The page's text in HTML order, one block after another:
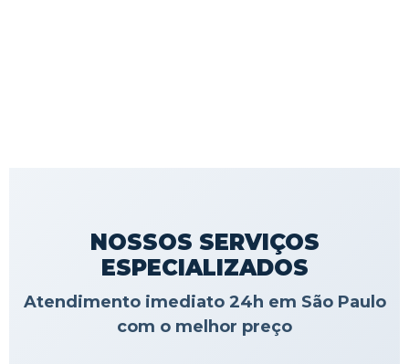
NOSSOS SERVIÇOS
ESPECIALIZADOS
Atendimento imediato 24h em São Paulo
com o melhor preço